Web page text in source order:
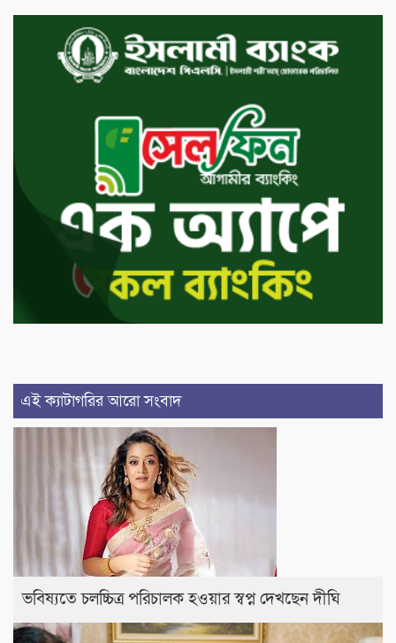
এই ক্যাটাগরির আরো সংবাদ
ভবিষ্যতে চলচ্চিত্র পরিচালক হওয়ার স্বপ্ন দেখছেন দীঘি